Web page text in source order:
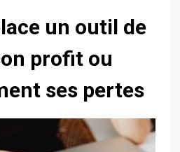
un outil de
profit ou
ses pertes